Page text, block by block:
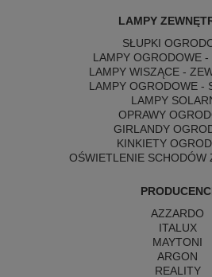
LAMPY
SŁUPKI
LAMPY OGRODOWE -
LAMPY WISZĄCE -
LAMPY OGRODOWE -
LAMPY
OPRAWY
GIRLANDY
KINKIETY
OŚWIETLENIE SCHODÓW
AZZARDO
ITALUX
MAYTONI
ARGON
REALITY